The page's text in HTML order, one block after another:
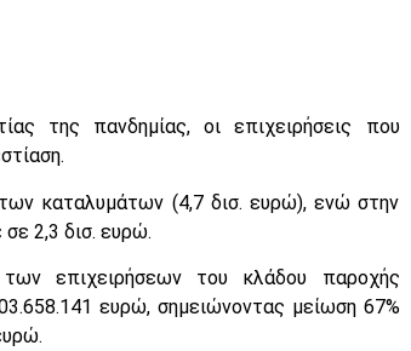
της πανδημίας, οι επιχειρήσεις που
καταλυμάτων (4,7 δισ. ευρώ), ενώ στην
2,3 δισ. ευρώ.
επιχειρήσεων του κλάδου παροχής
ευρώ, σημειώνοντας μείωση 67%